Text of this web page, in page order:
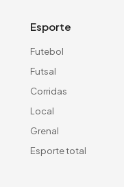
Esporte
Futebol
Futsal
Corridas
Local
Grenal
Esporte total